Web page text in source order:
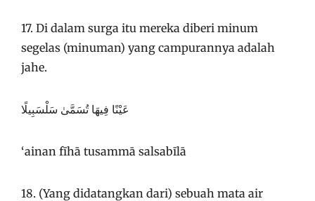
17. Di dalam surga itu mereka diberi minum
segelas (minuman) yang campurannya adalah
jahe.
عَيْنًا فِيهَا تُسَمَّىٰ سَلْسَبِيلًا
‘ainan fīhā tusammā salsabīlā
18. (Yang didatangkan dari) sebuah mata air